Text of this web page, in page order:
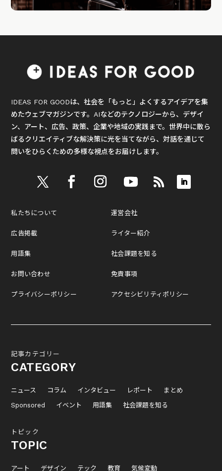
IDEAS FOR GOODは、社会を「もっと」よくするアイデアを集
めたウェブマガジンです。AIなどのテクノロジーから、デザイ
ン、アート、広告、政策、企業や地域の実践まで。世界中に散ら
ばるクリエイティブな解決策に光を当てながら、対話を通じて
問いをひらくための多様な視点をお届けします。
私たちについて
広告掲載
用語集
お問い合わせ
プライバシーポリシー
運営会社
ライター紹介
社会課題を知る
免責事項
アクセシビリティポリシー
記事カテゴリー
CATEGORY
ニュース コラム インタビュー レポート
まとめ
Sponsored
イベント 用語集 社会課題を知る
トピック
TOPIC
アート デザイン テック 教育 気候変動